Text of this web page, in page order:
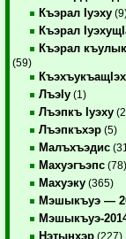
Къэрал Iуэху
Къэрал
Къэрал
(59)
ЛъэIу (1)
Лъэпкъ Iуэху
Лъэпкъхэр (5)
Малъхъэдис
Махуэгъэпс (78)
Махуэку (365)
Мэшыкъуэ —
Мэшыкъуэ-
Нэтынхэр (227)